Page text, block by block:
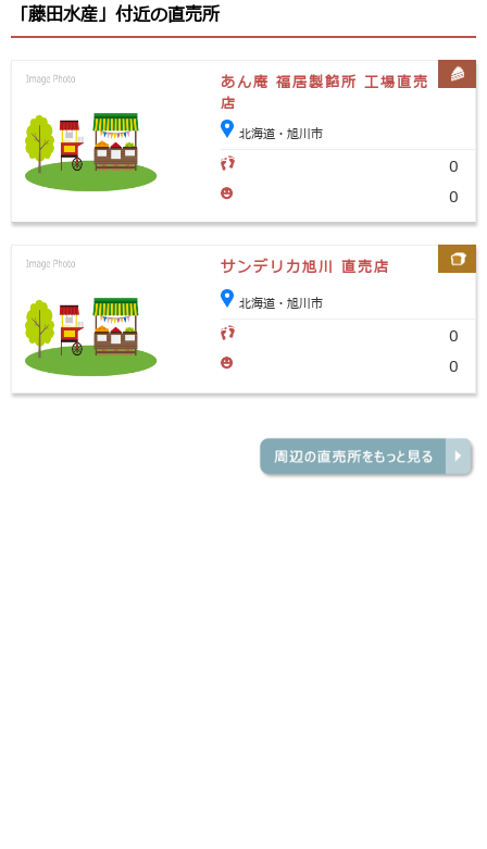
「藤田水産」付近の直売所
あん庵 福居製餡所 工場直売
店
北海道・旭川市
0
0
サンデリカ旭川 直売店
北海道・旭川市
0
0